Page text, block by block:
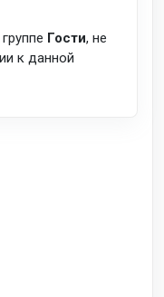
Гости, не
к данной